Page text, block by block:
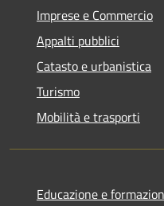
Imprese e Commercio
Appalti pubblici
Catasto e urbanistica
Turismo
Mobilità e trasporti
Educazione e